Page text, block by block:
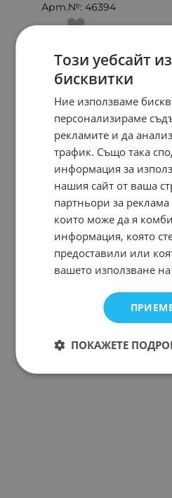
Арт.№: 46394
На страница по:
Този уебсайт
бисквитки
Ние използваме
персонализираме
рекламите и да
трафик. Също така
информация за
нашия сайт от ваша
партньори за
които може да я
информация, която
предоставили или
вашето използване на
ПОКАЖЕТЕ